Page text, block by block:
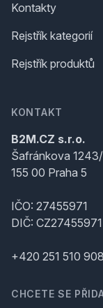
Kontakty
Rejstřík kategorií
Rejstřík produktů
KONTAKT
B2M.CZ s.r.o.
Šafránkova
155 00 Praha 5
IČO: 27455971
DIČ: CZ27455971
+420 251 510
CHCETE SE